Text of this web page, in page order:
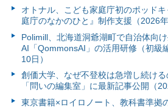
オトナル、こども家庭庁初のポッド
庭庁のなかのひと』制作支援（2026年
Polimill、北海道洞爺湖町で自治体向
AI「QommonsAI」の活用研修（初級
10日）
創価大学、なぜ不登校は急増し続け
「問いの編集室」に最新記事公開（
東京書籍×ロイロノート、教科書準拠